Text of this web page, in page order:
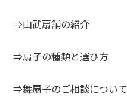
⇒山武扇舗の紹介
⇒扇子の種類と選び方
⇒舞扇子のご相談について